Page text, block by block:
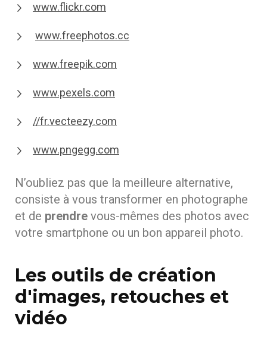
www.flickr.com
www.freephotos.cc
www.freepik.com
www.pexels.com
//fr.vecteezy.com
www.pngegg.com
N’oubliez pas que la meilleure alternative,
consiste à vous transformer en photographe
et de prendre vous-mêmes des photos avec
votre smartphone ou un bon appareil photo.
Les outils de création
d'images, retouches et
vidéo